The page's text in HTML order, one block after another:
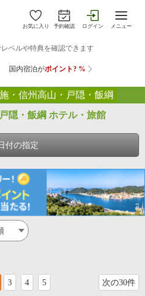
お気に入り 予約確認 ログイン メニュー
・信州高山・戸隠・飯綱
隠・飯綱 ホテル・旅館
付の指定
3 4 5 次の30件